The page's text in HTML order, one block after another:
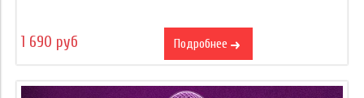
1 690 руб Подробнее